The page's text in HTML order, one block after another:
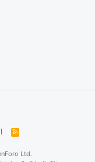
R
S
Ltd.